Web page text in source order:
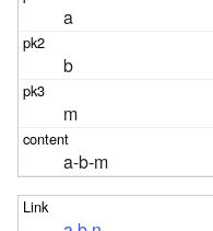
a
b
m
a-b-m